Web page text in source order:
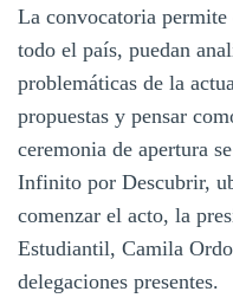
La convocatoria permite
todo el país, puedan
problemáticas de la
propuestas y pensar
ceremonia de apertura
Infinito por Descubrir,
comenzar el acto, la
Estudiantil, Camila
delegaciones presentes.